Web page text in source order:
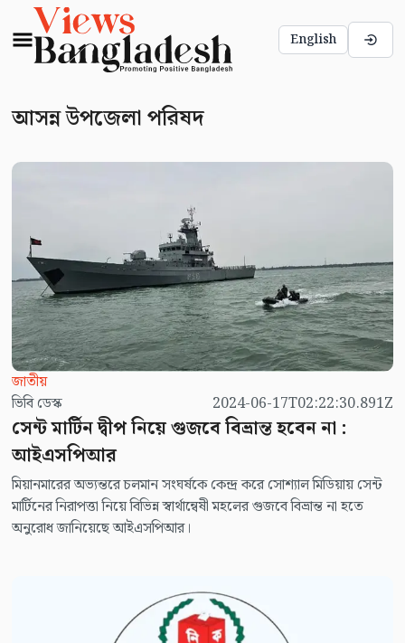
English
আসন্ন উপজেলা পরিষদ
জাতীয়
ভিবি ডেস্ক
2024-06-17T02:22:30.891Z
সেন্ট মার্টিন দ্বীপ নিয়ে গুজবে বিভ্রান্ত হবেন না :
আইএসপিআর
মিয়ানমারের অভ্যন্তরে চলমান সংঘর্ষকে কেন্দ্র করে সোশ্যাল মিডিয়ায় সেন্ট
মার্টিনের নিরাপত্তা নিয়ে বিভিন্ন স্বার্থান্বেষী মহলের গুজবে বিভ্রান্ত না হতে
অনুরোধ জানিয়েছে আইএসপিআর।